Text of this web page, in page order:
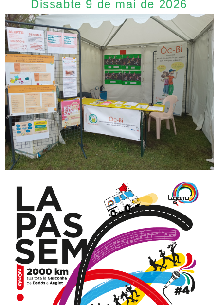
Dissabte 9 de mai de 2026